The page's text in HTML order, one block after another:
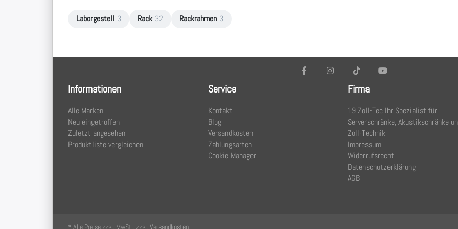
Laborgestell 3 Rack 32 Rackrahmen 3
Informationen
Alle Marken
Neu eingetroffen
Zuletzt angesehen
Produktliste vergleichen
Service
Kontakt
Blog
Versandkosten
Zahlungsarten
Cookie Manager
Firma
19 Zoll-Tec Ihr Spezialist für
Serverschränke, Akustikschränke
Zoll-Technik
Impressum
Widerrufsrecht
Datenschutzerklärung
AGB
* Alle Preise zzgl. MwSt., zzgl. Versandkosten